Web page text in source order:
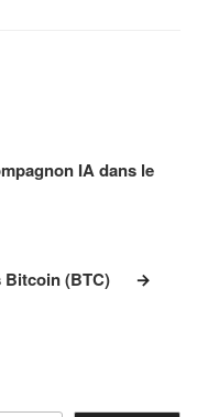
IA dans le
Bitcoin (BTC)